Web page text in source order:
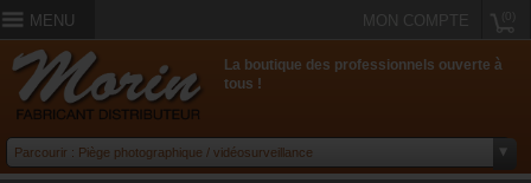
MENU MON COMPTE
La boutique des professionnels ouverte à
tous !